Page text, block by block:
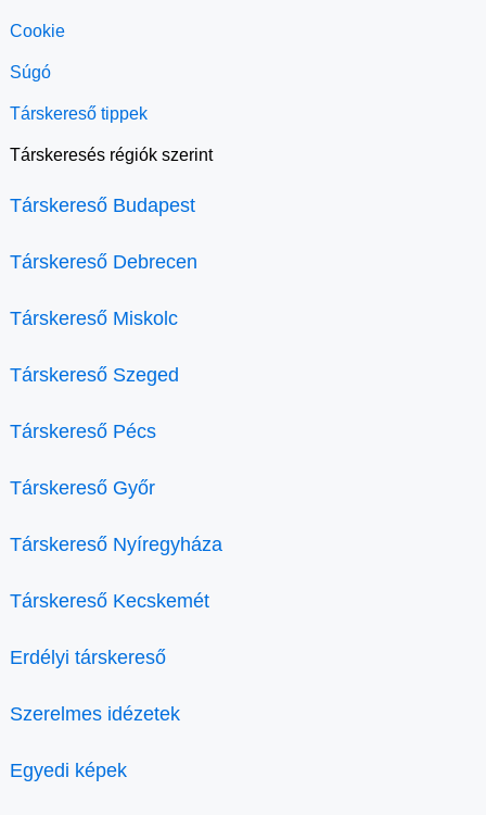
Cookie
Súgó
Társkereső tippek
Társkeresés régiók szerint
Társkereső Budapest
Társkereső Debrecen
Társkereső Miskolc
Társkereső Szeged
Társkereső Pécs
Társkereső Győr
Társkereső Nyíregyháza
Társkereső Kecskemét
Erdélyi társkereső
Szerelmes idézetek
Egyedi képek